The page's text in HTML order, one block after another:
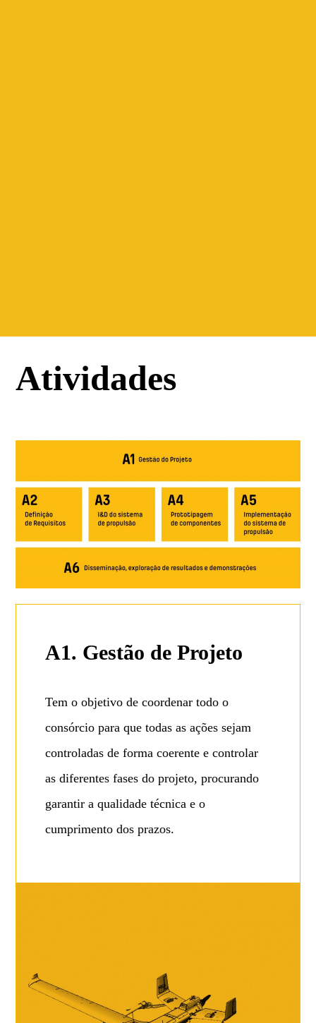
Atividades
A1. Gestão de Projeto
Tem o objetivo de coordenar todo o
consórcio para que todas as ações sejam
controladas de forma coerente e controlar
as diferentes fases do projeto, procurando
garantir a qualidade técnica e o
cumprimento dos prazos.